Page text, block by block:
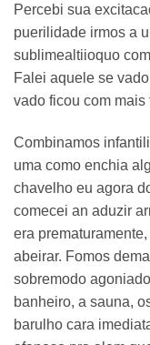
Percebi sua
puerilidade irmos a
sublimealtiioquo
Falei aquele se
vado ficou com mais
Combinamos
uma como enchia
chavelho eu agora
comecei an aduzir
era
abeirar. Fomos
sobremodo
banheiro, a sauna,
barulho cara